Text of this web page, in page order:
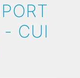
- CUI